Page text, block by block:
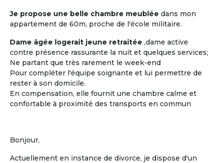
Je propose une belle chambre meublée dans mon
appartement de 60m, proche de l'école militaire.
Dame âgée logerait jeune retraitée ,dame active
contre présence rassurante la nuit et quelques services;
Ne partant que très rarement le week-end
Pour compléter l'équipe soignante et lui permettre de
rester à son domicile.
En compensation, elle fournit une chambre calme et
confortable à proximité des transports en commun
Bonjour,
Actuellement en instance de divorce, je dispose d'un
Les coûts moindres
Des coûts moins élevés que dans
d'autres structures d'accueil
traditionnelles